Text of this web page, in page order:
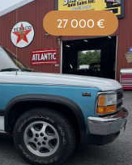
27 000 €